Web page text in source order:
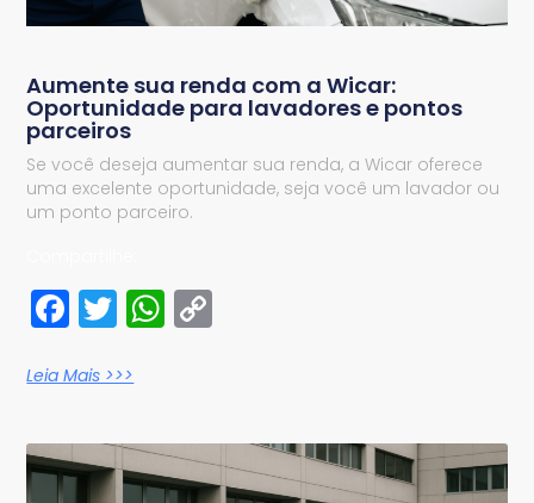
Aumente sua renda com a Wicar:
Oportunidade para lavadores e pontos
parceiros
Se você deseja aumentar sua renda, a Wicar oferece
uma excelente oportunidade, seja você um lavador ou
um ponto parceiro.
Facebook
TwitterWhatsApp
Leia Mais >>>